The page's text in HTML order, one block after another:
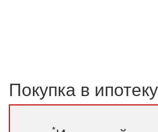
Покупка в ипотеку